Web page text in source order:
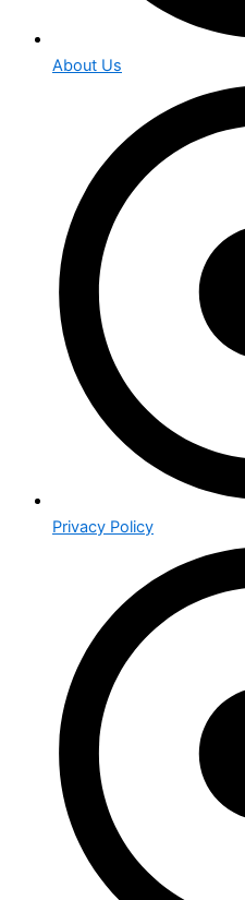
About Us
Privacy Policy